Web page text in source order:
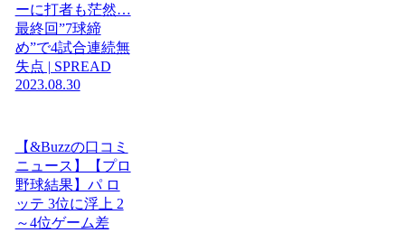
ーに打者も茫然…
最終回”7球締
め”で4試合連続無
失点 | SPREAD
2023.08.30
【&Buzzの口コミ
ニュース】【プロ
野球結果】パ ロ
ッテ 3位に浮上 2
～4位ゲーム差